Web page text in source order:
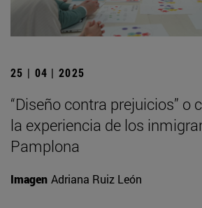
25 | 04 | 2025
“Diseño contra prejuicios” o
la experiencia de los
Pamplona
Imagen Adriana Ruiz León